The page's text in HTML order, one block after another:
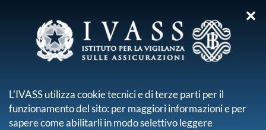
sei qui:
Risultati della ricerca
✕
L'IVASS utilizza cookie tecnici e di terze parti per il
funzionamento del sito: per maggiori informazioni e per
sapere come abilitarli in modo selettivo leggere